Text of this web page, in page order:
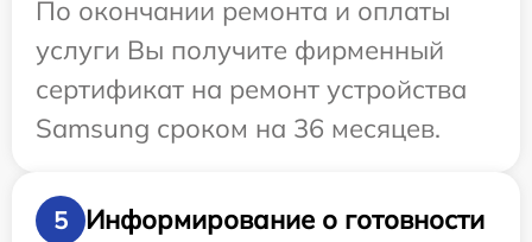
По окончании ремонта и оплаты
услуги Вы получите фирменный
сертификат на ремонт устройства
Samsung сроком на 36 месяцев.
5
Информирование о готовности